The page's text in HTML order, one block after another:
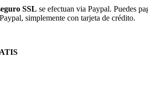
SSL se efectuan via Paypal. Puedes
simplemente con tarjeta de crédito.